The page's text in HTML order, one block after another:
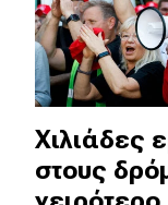
Χιλιάδες
στους